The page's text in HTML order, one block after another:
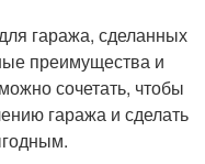
гаража, сделанных
преимущества и
сочетать, чтобы
гаража и сделать